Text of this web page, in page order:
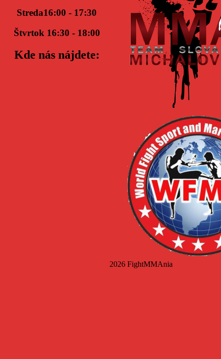
Streda16:00 - 17:30
Štvrtok 16:30 - 18:00
Kde nás nájdete:
2026 FightMMAnia